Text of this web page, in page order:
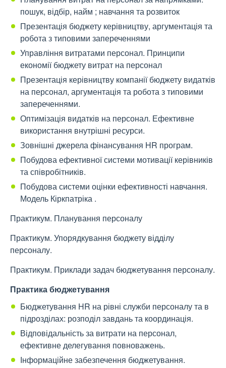
пошук, відбір, найм ; навчання та розвиток
Презентація бюджету керівництву, аргументація та
робота з типовими запереченнями
Управління витратами персонал. Принципи
економії бюджету витрат на персонал
Презентація керівництву компанії бюджету видатків
на персонал, аргументація та робота з типовими
запереченнями.
Оптимізація видатків на персонал. Ефективне
використання внутрішні ресурси.
Зовнішні джерела фінансування HR програм.
Побудова ефективної системи мотивації керівників
та співробітників.
Побудова системи оцінки ефективності навчання.
Модель Кіркпатріка .
Практикум. Планування персоналу
Практикум. Упорядкування бюджету відділу
персоналу.
Практикум. Приклади задач бюджетування персоналу.
Практика бюджетування
Бюджетування HR на рівні служби персоналу та в
підрозділах: розподіл завдань та координація.
Відповідальність за витрати на персонал,
ефективне делегування повноважень.
Інформаційне забезпечення бюджетування.